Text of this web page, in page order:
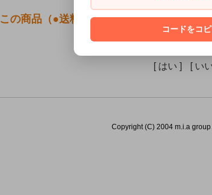
この商品（●送料無料●トンネルプラグS）
[ はい ]
[ い
Copyright (C) 2004 m.i.a
コードをコ